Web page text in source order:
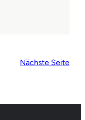
Nächste Seite